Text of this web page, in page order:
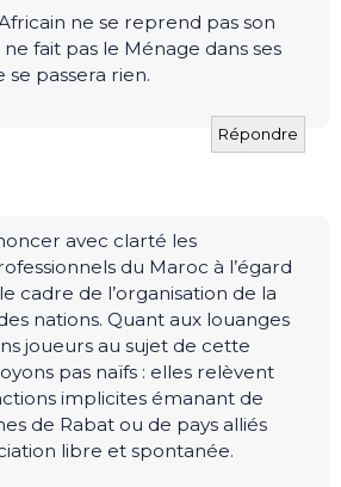
ne se reprend pas son
fait pas le Ménage dans ses
se passera rien.
Répondre
avec clarté les
du Maroc à l’égard
cadre de l’organisation de la
nations. Quant aux louanges
joueurs au sujet de cette
pas naïfs : elles relèvent
implicites émanant de
de Rabat ou de pays alliés
libre et spontanée.